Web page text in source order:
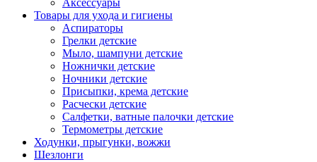
Аксессуары
Товары для ухода и гигиены
Аспираторы
Грелки детские
Мыло, шампуни детские
Ножнички детские
Ночники детские
Присыпки, крема детские
Расчески детские
Салфетки, ватные палочки детские
Термометры детские
Ходунки, прыгунки, вожжи
Шезлонги